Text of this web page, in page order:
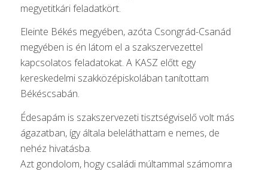
megyetitkári feladatkört.
Eleinte Békés megyében, azóta Csongrád-Csanád
megyében is én látom el a szakszervezettel
kapcsolatos feladatokat. A KASZ előtt egy
kereskedelmi szakközépiskolában tanítottam
Békéscsabán.
Édesapám is szakszervezeti tisztségviselő volt más
ágazatban, így általa beleláthattam e nemes, de
nehéz hivatásba.
Azt gondolom, hogy családi múltammal számomra